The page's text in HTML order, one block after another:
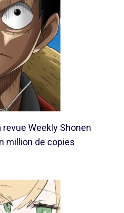
revue Weekly Shonen
million de copies